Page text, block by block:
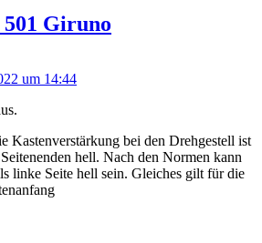
501 Giruno
um 14:44
Kastenverstärkung bei den Drehgestell ist
hell. Nach den Normen kann
linke Seite hell sein. Gleiches gilt für die